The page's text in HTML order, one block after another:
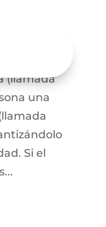
o un
(llamada
una
Si el